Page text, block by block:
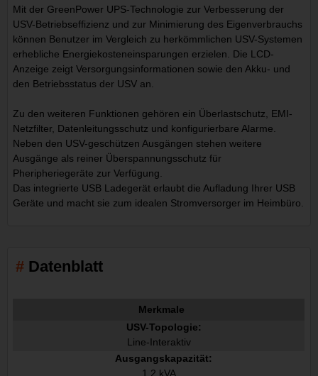
Mit der GreenPower UPS-Technologie zur Verbesserung der
USV-Betriebseffizienz und zur Minimierung des Eigenverbrauchs
können Benutzer im Vergleich zu herkömmlichen USV-Systemen
erhebliche Energiekosteneinsparungen erzielen. Die LCD-
Anzeige zeigt Versorgungsinformationen sowie den Akku- und
den Betriebsstatus der USV an.
Zu den weiteren Funktionen gehören ein Überlastschutz, EMI-
Netzfilter, Datenleitungsschutz und konfigurierbare Alarme.
Neben den USV-geschützen Ausgängen stehen weitere
Ausgänge als reiner Überspannungsschutz für
Pheripheriegeräte zur Verfügung.
Das integrierte USB Ladegerät erlaubt die Aufladung Ihrer USB
Geräte und macht sie zum idealen Stromversorger im Heimbüro.
Datenblatt
Merkmale
USV-Topologie:
Line-Interaktiv
Ausgangskapazität:
1,2 kVA